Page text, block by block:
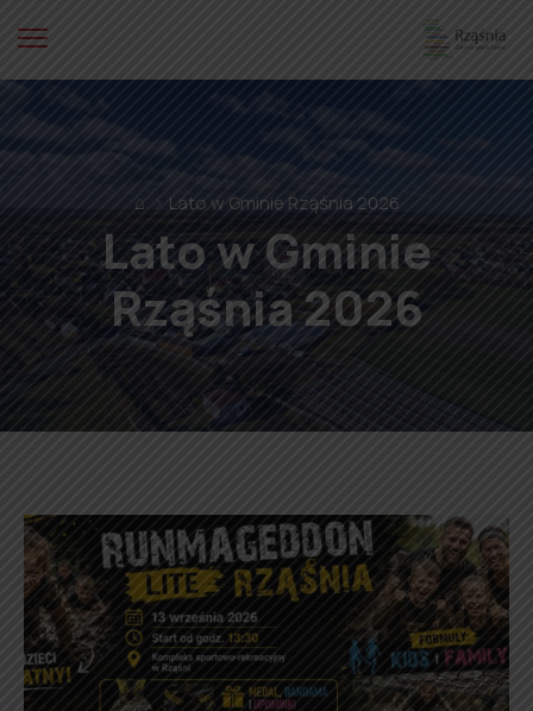
⌂ Lato w Gminie Rząśnia 2026
Lato w Gminie
Rząśnia 2026